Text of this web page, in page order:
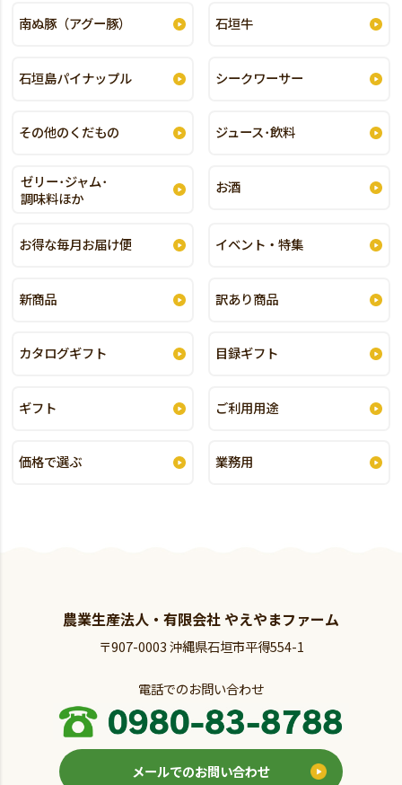
南ぬ豚（アグー豚） 石垣牛
石垣島パイナップル シークワーサー
その他のくだもの ジュース･飲料
ゼリー･ジャム･
調味料ほか
お酒
お得な毎月お届け便 イベント・特集
新商品 訳あり商品
カタログギフト 目録ギフト
ギフト ご利用用途
価格で選ぶ 業務用
農業生産法人・有限会社 やえやまファーム
〒907-0003 沖縄県石垣市平得554-1
電話でのお問い合わせ
メールでのお問い合わせ